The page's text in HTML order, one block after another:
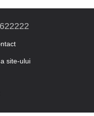
site-ului